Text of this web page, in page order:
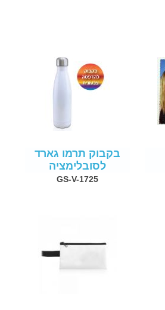
בקבוק תרמו גארד
לסובלימציה
GS-V-1725